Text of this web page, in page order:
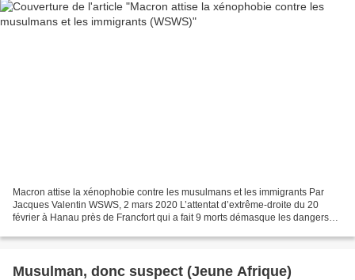
Macron attise la xénophobie contre les musulmans et les immigrants Par
Jacques Valentin WSWS, 2 mars 2020 L’attentat d’extrême-droite du 20
février à Hanau près de Francfort qui a fait 9 morts démasque les dangers
Musulman, donc suspect (Jeune Afrique)